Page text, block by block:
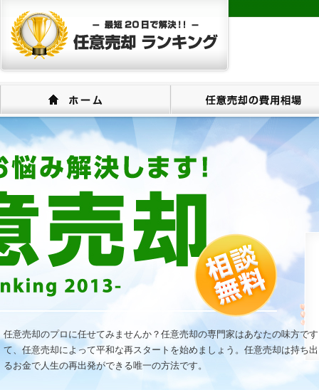
任意売却のプロに任せてみませんか？任意売却の専門家はあなたの味方で
て、任意売却によって平和な再スタートを始めましょう。任意売却は持ち
るお金で人生の再出発ができる唯一の方法です。